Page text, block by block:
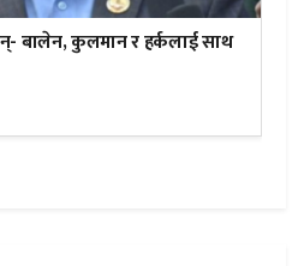
बालेन, कुलमान र हर्कलाई साथ